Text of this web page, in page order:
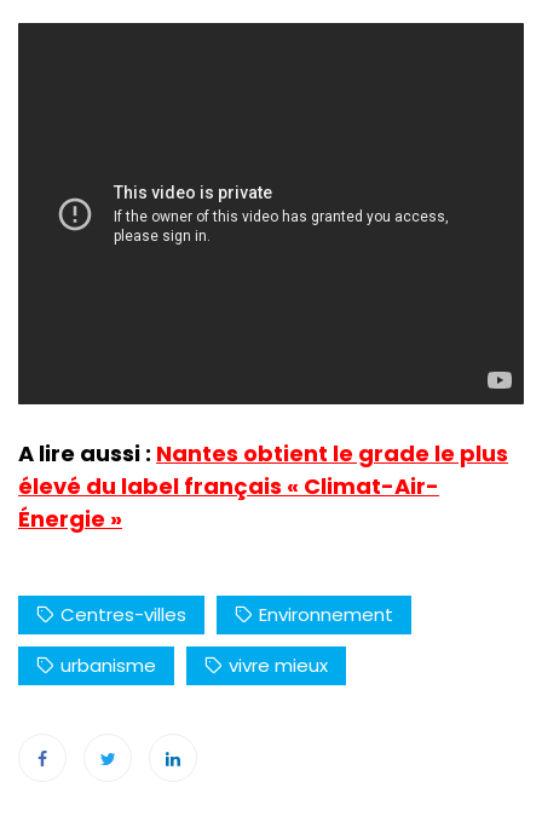
A lire aussi : Nantes obtient le grade le plus
élevé du label français « Climat-Air-
Énergie »
Centres-villes
Environnement
urbanisme
vivre mieux